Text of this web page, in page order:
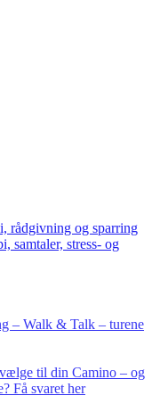
rådgivning og sparring
samtaler, stress- og
– Walk & Talk – turene
til din Camino – og
Få svaret her